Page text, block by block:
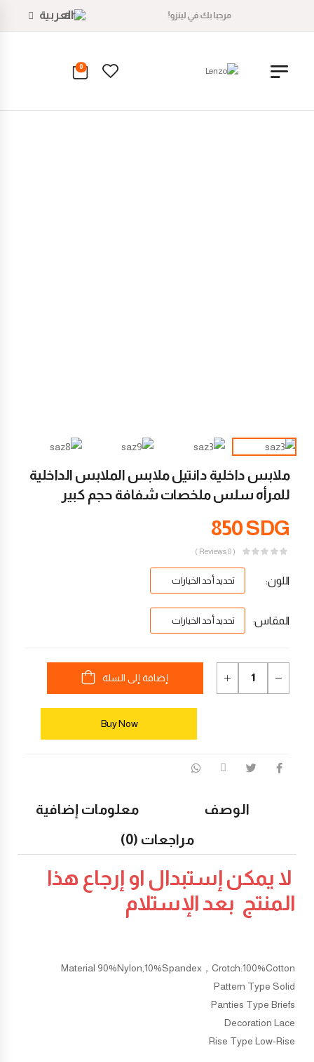
مرحبا بك في لينزو! العربية
0
ملابس داخلية دانتيل ملابس الملابس الداخلية
للمرأه سلس ملخصات شفافة حجم كبير
850SDG
( 0 Reviews )
اللون
المقاس
إضافة إلى السلة
Buy Now
الوصف
معلومات إضافية
مراجعات (0)
لا يمكن إستبدال او إرجاع هذا
المنتج بعد الإستلام
Material 90%Nylon,10%Spandex，Crotch:100%Cotton
Pattern Type Solid
Panties Type Briefs
Decoration Lace
Rise Type Low-Rise